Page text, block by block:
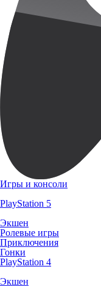
Игры и консоли
PlayStation 5
Экшен
Ролевые игры
Приключения
Гонки
PlayStation 4
Экшен